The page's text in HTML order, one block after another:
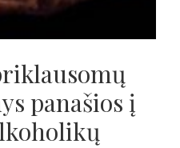
panašios į